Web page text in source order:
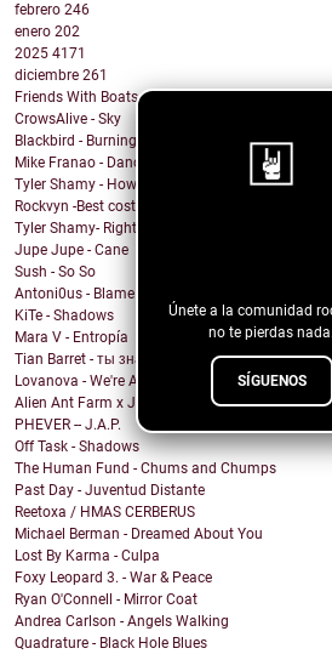
Únete a la comunidad
no te pierdas nada.
SÍGUENOS
febrero 246
enero 202
2025 4171
diciembre 261
Friends With Boats - What You Got
CrowsAlive - Sky
Blackbird - Burning Heart
Mike Franao - Dance for me
Tyler Shamy - How are you ok?
Rockvyn -Best costumer
Tyler Shamy- Right?
Jupe Jupe - Cane
Sush - So So
Antoni0us - Blame me
KiTe - Shadows
Mara V - Entropía
Tian Barret - ты знаешь, где мои ключи?
Lovanova - We're All In It Together
Alien Ant Farm x Judge & Jury - Bad Attitude
PHEVER -- J.A.P.
Off Task - Shadows
The Human Fund - Chums and Chumps
Past Day - Juventud Distante
Reetoxa / HMAS CERBERUS
Michael Berman - Dreamed About You
Lost By Karma - Culpa
Foxy Leopard 3. - War & Peace
Ryan O'Connell - Mirror Coat
Andrea Carlson - Angels Walking
Quadrature - Black Hole Blues